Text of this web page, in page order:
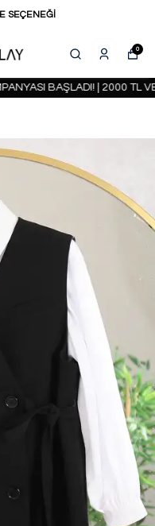
0
BAŞLADI! | 2000 TL VE